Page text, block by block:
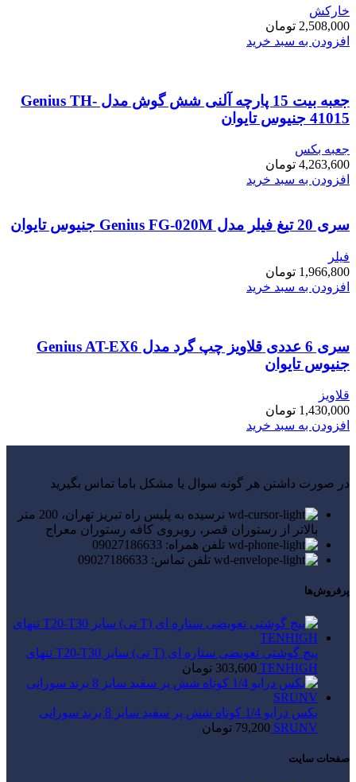
خارکش
2,508,000 تومان
افزودن به سبد خرید
جعبه بیت 15 پارچه آلنی شش گوش مدل Genius TH-
41015 جنیوس تایوان
جعبه بکس
4,263,600 تومان
افزودن به سبد خرید
سری 20 تیغ فیلر مدل Genius FG-020M جنیوس تایوان
فیلر
1,966,800 تومان
افزودن به سبد خرید
سری 6 عددی قلاویز چپ گرد مدل Genius AT-EX6
جنیوس تایوان
قلاویز
1,430,000 تومان
افزودن به سبد خرید
در صورت داشتن هر گونه سوال یا مشکل باما تماس بگیرید
نرسیده به پلیس راه تبریز تهران، 200 متر
بالاتر از رستوران قصر، روبروی کافه رستوران معراج
تلفن همراه: 09027186633
تلفن تماس: 09027186633
پرفروش‌ها
پیچ گوشتی تعویضی ستاره ای (T تی) سایز T20-T30 تنهای
TENHIGH
303,600 تومان
بکس درایو 1/4 کوتاه شش پر سفید سایز 8 برند سورانی
SRUNV
79,200 تومان
صفحات سایت